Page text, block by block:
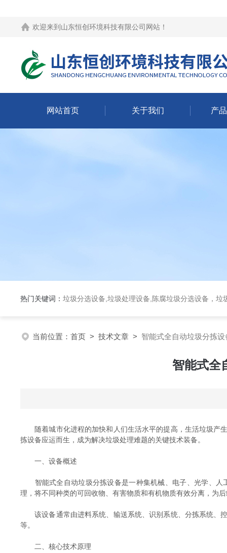
欢迎来到 山东恒创环境科技有限公司网站 ！
网站首页 关于我们 产
热门关键词： 垃圾分选设备,垃圾处理设备,陈腐垃圾分选设备，垃
当前位置： 首页 > 技术文章 > 智能式全自动垃圾分拣
智能式全
随着城市化进程的加快和人们生活水平的提高，生活垃圾产生
拣设备应运而生，成为解决垃圾处理难题的关键技术装备。
一、设备概述
智能式全自动垃圾分拣设备是一种集机械、电子、光学、人
理，将不同种类的可回收物、有害物质和有机物质有效分离，为
该设备通常由进料系统、输送系统、识别系统、分拣系统、控
等。
二、核心技术原理